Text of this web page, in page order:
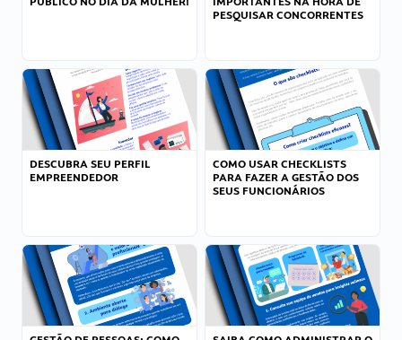
PESQUISAR CONCORRENTES
DESCUBRA SEU PERFIL
EMPREENDEDOR
COMO USAR CHECKLISTS
PARA FAZER A GESTÃO DOS
SEUS FUNCIONÁRIOS